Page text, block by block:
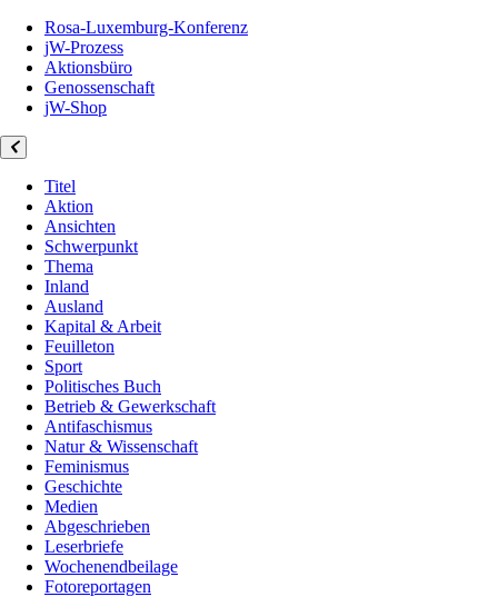
Rosa-Luxemburg-Konferenz
jW-Prozess
Aktionsbüro
Genossenschaft
jW-Shop
Titel
Aktion
Ansichten
Schwerpunkt
Thema
Inland
Ausland
Kapital & Arbeit
Feuilleton
Sport
Politisches Buch
Betrieb & Gewerkschaft
Antifaschismus
Natur & Wissenschaft
Feminismus
Geschichte
Medien
Abgeschrieben
Leserbriefe
Wochenendbeilage
Fotoreportagen